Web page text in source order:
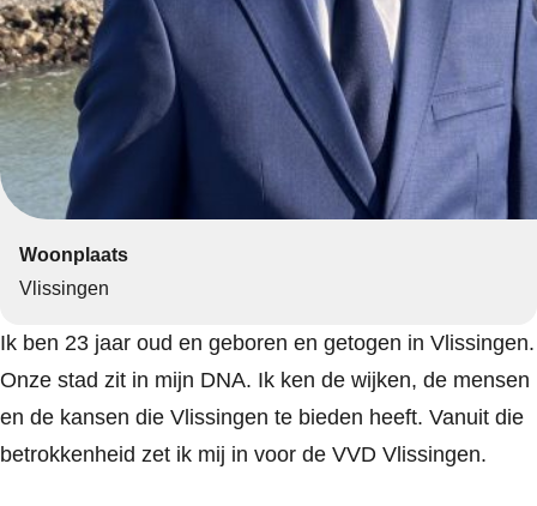
Woonplaats
Vlissingen
Ik ben 23 jaar oud en geboren en getogen in Vlissingen.
Onze stad zit in mijn DNA. Ik ken de wijken, de mensen
en de kansen die Vlissingen te bieden heeft. Vanuit die
betrokkenheid zet ik mij in voor de VVD Vlissingen.